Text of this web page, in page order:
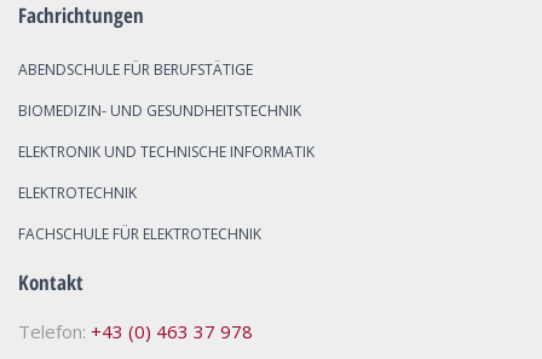
Fachrichtungen
ABENDSCHULE FÜR BERUFSTÄTIGE
BIOMEDIZIN- UND GESUNDHEITSTECHNIK
ELEKTRONIK UND TECHNISCHE INFORMATIK
ELEKTROTECHNIK
FACHSCHULE FÜR ELEKTROTECHNIK
Kontakt
Telefon: +43 (0) 463 37 978